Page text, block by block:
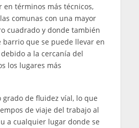
en términos más técnicos,
comunas con una mayor
cuadrado y donde también
barrio que se puede llevar en
a la cercanía del
los lugares más
grado de fluidez víal, lo que
de viaje del trabajo al
a cualquier lugar donde se